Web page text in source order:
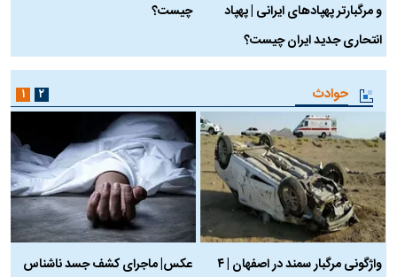
و مرگبارتر پهپادهای ایرانی | پهپاد
انتحاری جدید ایران چیست؟
چیست؟
حوادث
واژگونی مرگبار سمند در اصفهان | ۴
عکس| ماجرای کشف جسد ناشناس
۱ ۲